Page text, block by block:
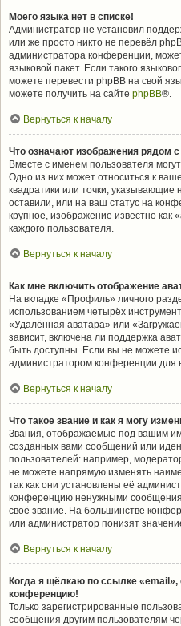
Моего языка нет в списке!
Администратор не установил
или же просто никто не перевёл
администратора конференции,
языковой пакет. Если такого
можете перевести phpBB на свой
можете получить на сайте phpBB®.
Вернуться к началу
Что означают изображения рядом
Вместе с именем пользователя
Одно из них может относиться к
квадратики или точки, указывающие
оставили, или на ваш статус на
крупное, изображение известно как
каждого пользователя.
Вернуться к началу
Как мне включить отображение
На вкладке «Профиль» личного
использованием четырёх
«Удалённая аватара» или
зависит, включена ли поддержка
быть доступны. Если вы не можете
администратором конференции для
Вернуться к началу
Что такое звание и как я могу
Звания, отображаемые под вашим
созданных вами сообщений или
пользователей: например,
не можете напрямую изменять
так как они установлены её
конференцию ненужными
своё звание. На большинстве
или администратор понизят
Вернуться к началу
Когда я щёлкаю по ссылке «email»,
конференцию!
Только зарегистрированные
сообщения другим пользователям